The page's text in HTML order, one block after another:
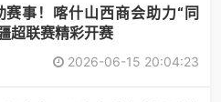
赛事！喀什山西商会助力“同
超联赛精彩开赛
2026-06-15 20:04:23